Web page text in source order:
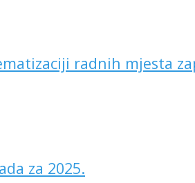
radnih mjesta
za 2025.